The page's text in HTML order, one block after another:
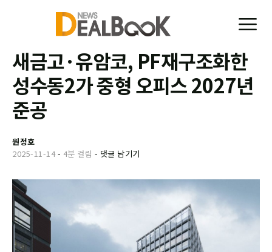
새금고·유암코, PF재구조화한
성수동2가 중형 오피스 2027년
준공
원정호
2025-11-14- 4분 걸림 - 댓글 남기기